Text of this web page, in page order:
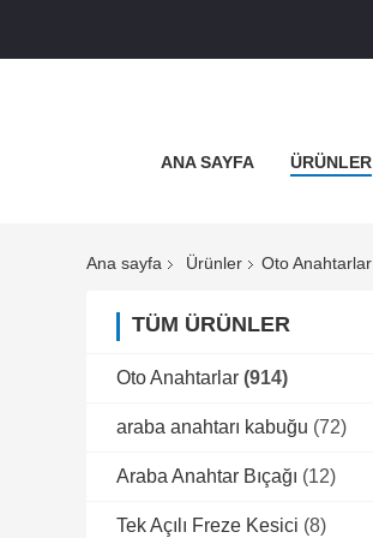
ANA SAYFA ÜRÜNLER
Ana sayfa Ürünler Oto Anahtarlar
TÜM ÜRÜNLER
Oto Anahtarlar (914)
araba anahtarı kabuğu (72)
Araba Anahtar Bıçağı (12)
Tek Açılı Freze Kesici (8)